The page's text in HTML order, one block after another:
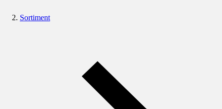
Sortiment